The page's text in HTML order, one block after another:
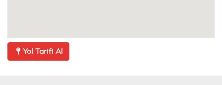
Yol Tarifi Al